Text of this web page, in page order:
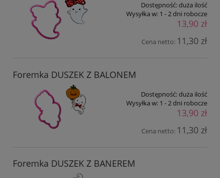
Dostępność:duża ilość
Wysyłka w: 1 - 2 dni robocze
13,90 zł
Cena netto: 11,30 zł
Foremka DUSZEK Z BALONEM
Dostępność:duża ilość
Wysyłka w: 1 - 2 dni robocze
13,90 zł
Cena netto: 11,30 zł
Foremka DUSZEK Z BANEREM